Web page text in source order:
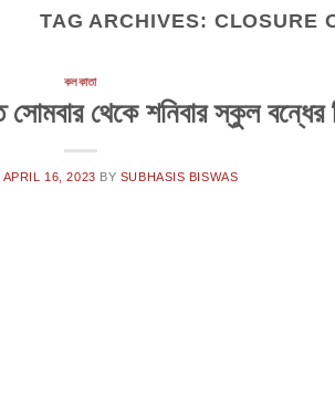
TAG ARCHIVES: CLOSURE
কলকাতা
সোমবার থেকে শনিবার স্কুল বন্ধের
APRIL 16, 2023 BY SUBHASIS BISWAS